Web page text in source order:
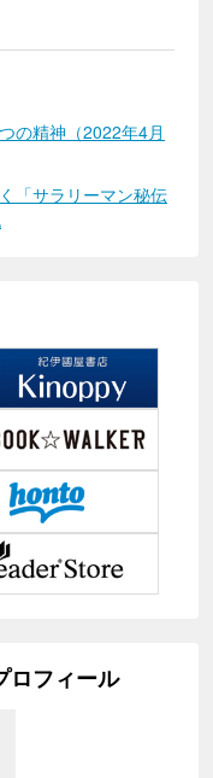
の精神（2022年4月
「サラリーマン秘伝
ロフィール